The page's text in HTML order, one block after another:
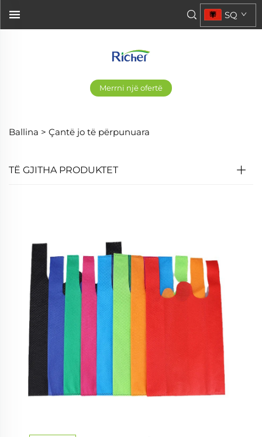
Merrni një ofertë
SQ
Ballina > Çantë jo të përpunuara
TË GJITHA PRODUKTET